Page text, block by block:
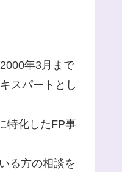
年3月まで
スパートとし
特化したFP事
る方の相談を